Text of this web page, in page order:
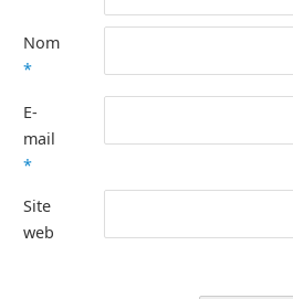
Nom
*
E-
mail
*
Site
web